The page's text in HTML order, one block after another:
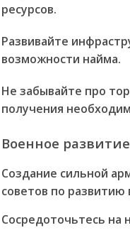
ресурсов.
Развивайте
возможности найма.
Не забывайте про
получения
Военное развитие
Создание сильной
советов по
Сосредоточьтесь на